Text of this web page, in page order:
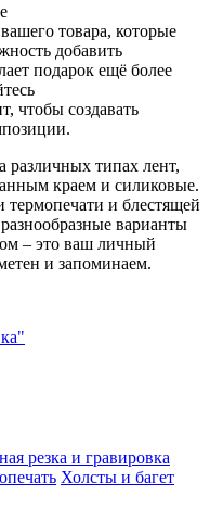
товара, которые
добавить
подарок ещё более
чтобы создавать
различных типах лент,
краем и силиковые.
термопечати и блестящей
разнообразные варианты
– это ваш личный
и запоминаем.
резка и гравировка
Холсты и багет